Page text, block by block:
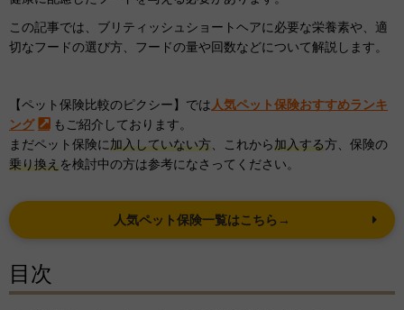
この記事では、ブリティッシュショートヘアに必要な栄養素や、適
切なフードの選び方、フードの量や回数などについて解説します。
【ペット保険比較のピクシー】では 人気ペット保険おすすめランキ
ング
もご紹介しております。
まだペット保険に加入していない方 、これから加入する方、保険の
乗り換えを検討中の方は参考になさってください。
人気ペット保険一覧はこちら→
目次